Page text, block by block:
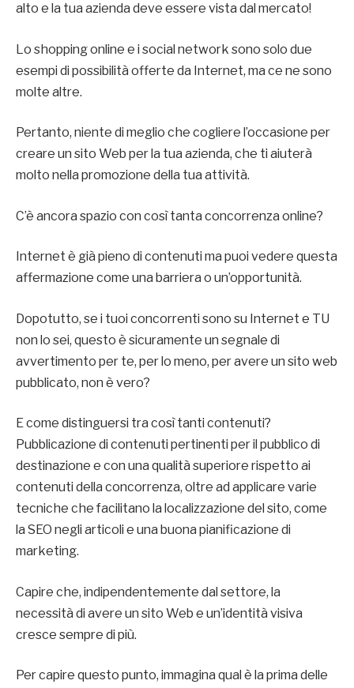
alto e la tua azienda deve essere vista dal mercato!
Lo shopping online e i social network sono solo due
esempi di possibilità offerte da Internet, ma ce ne sono
molte altre.
Pertanto, niente di meglio che cogliere l’occasione per
creare un sito Web per la tua azienda, che ti aiuterà
molto nella promozione della tua attività.
C’è ancora spazio con così tanta concorrenza online?
Internet è già pieno di contenuti ma puoi vedere questa
affermazione come una barriera o un’opportunità.
Dopotutto, se i tuoi concorrenti sono su Internet e TU
non lo sei, questo è sicuramente un segnale di
avvertimento per te, per lo meno, per avere un sito web
pubblicato, non è vero?
E come distinguersi tra così tanti contenuti?
Pubblicazione di contenuti pertinenti per il pubblico di
destinazione e con una qualità superiore rispetto ai
contenuti della concorrenza, oltre ad applicare varie
tecniche che facilitano la localizzazione del sito, come
la SEO negli articoli e una buona pianificazione di
marketing.
Capire che, indipendentemente dal settore, la
necessità di avere un sito Web e un’identità visiva
cresce sempre di più.
Per capire questo punto, immagina qual è la prima delle